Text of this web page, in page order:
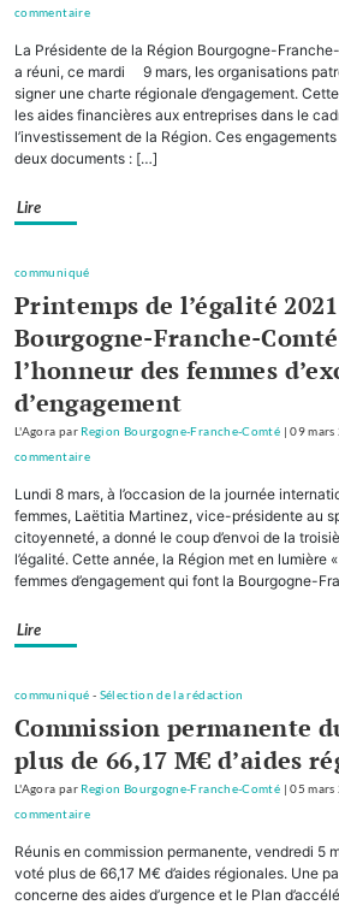
commentaireon
autres
Régions,
la
Bourgogne-
d’investissement
pour
le
de
montagne
La Présidente de la Région Bourgogne-
a réuni, ce mardi 9 mars, les organisations
signer une charte régionale d’engagement.
les aides financières aux entreprises dans le
l’investissement de la Région. Ces
deux documents : […]
Lire
communiqué
Printemps de l’égalité
Bourgogne-Franche-
l’honneur des femmes
d’engagement
L'Agora par Region Bourgogne-Franche-Comté |09 mars
commentaireon
autres
Régions,
la
plan
d’investissement
pour
le
de
Lundi 8 mars, à l’occasion de la journée
femmes, Laëtitia Martinez, vice-présidente au
citoyenneté, a donné le coup d’envoi de la
l’égalité. Cette année, la Région met en lumière
femmes d’engagement qui font la Bourgogne-
Lire
communiqué - Sélection de la rédaction
Commission permanente
plus de 66,17 M€ d’aides
L'Agora par Region Bourgogne-Franche-Comté |05 mars
commentaireon
autres
Réunis en commission permanente, vendredi 5
voté plus de 66,17 M€ d’aides régionales. Une
concerne des aides d’urgence et le Plan